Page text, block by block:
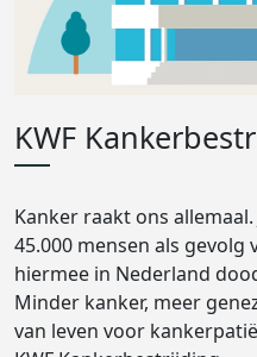
KWF
Kanker raakt ons
45.000 mensen als gevolg
hiermee in Nederland
Minder kanker, meer
van leven voor